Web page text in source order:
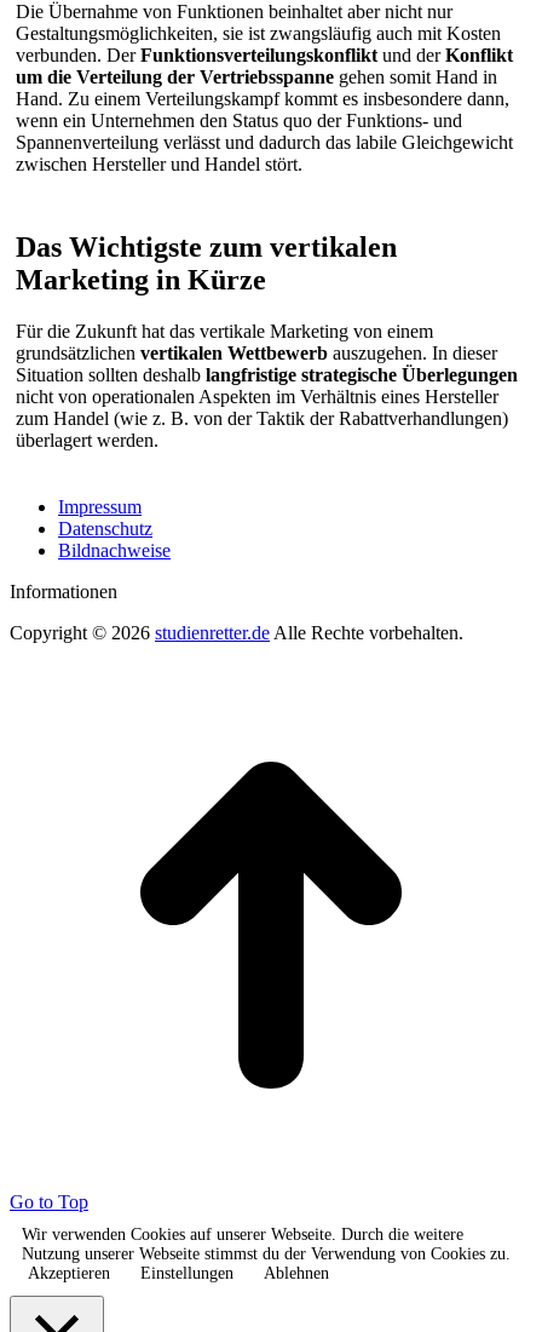
Die Übernahme von Funktionen beinhaltet aber nicht nur
Gestaltungsmöglichkeiten, sie ist zwangsläufig auch mit Kosten
verbunden. DerFunktionsverteilungskonfliktund derKonflikt
um die Verteilung der Vertriebsspanne gehen somit Hand in
Hand. Zu einem Verteilungskampf kommt es insbesondere dann,
wenn ein Unternehmen den Status quo der Funktions- und
Spannenverteilung verlässt und dadurch das labile Gleichgewicht
zwischen Hersteller und Handel stört.
Das Wichtigste zum vertikalen
Marketing in Kürze
Für die Zukunft hat das vertikale Marketing von einem
grundsätzlichen vertikalen Wettbewerb auszugehen. In dieser
Situation sollten deshalb langfristige strategische Überlegungen
nicht von operationalen Aspekten im Verhältnis eines Hersteller
zum Handel (wie z. B. von der Taktik der Rabattverhandlungen)
überlagert werden.
Impressum
Datenschutz
Bildnachweise
Informationen
Copyright © 2026 studienretter.de Alle Rechte vorbehalten.
Go to Top
Wir verwenden Cookies auf unserer Webseite. Durch die weitere
Nutzung unserer Webseite stimmst du der Verwendung von Cookies zu.
Akzeptieren
Einstellungen Ablehnen